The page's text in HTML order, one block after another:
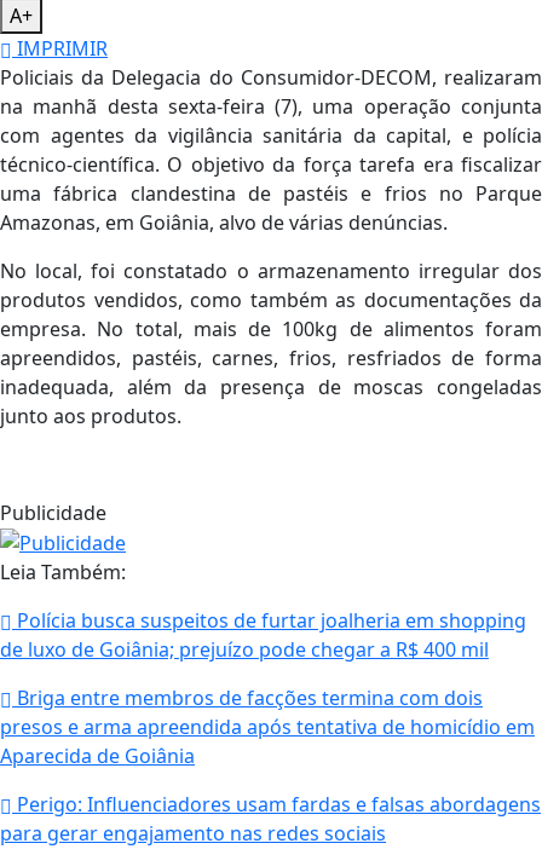
A+
IMPRIMIR
Policiais da Delegacia do Consumidor-DECOM, realizaram
na manhã desta sexta-feira (7), uma operação conjunta
com agentes da vigilância sanitária da capital, e polícia
técnico-científica. O objetivo da força tarefa era fiscalizar
uma fábrica clandestina de pastéis e frios no Parque
Amazonas, em Goiânia, alvo de várias denúncias.
No local, foi constatado o armazenamento irregular dos
produtos vendidos, como também as documentações da
empresa. No total, mais de 100kg de alimentos foram
apreendidos, pastéis, carnes, frios, resfriados de forma
inadequada, além da presença de moscas congeladas
junto aos produtos.
Publicidade
Leia Também:
Polícia busca suspeitos de furtar joalheria em shopping
de luxo de Goiânia; prejuízo pode chegar a R$ 400 mil
Briga entre membros de facções termina com dois
presos e arma apreendida após tentativa de homicídio em
Aparecida de Goiânia
Perigo: Influenciadores usam fardas e falsas abordagens
para gerar engajamento nas redes sociais